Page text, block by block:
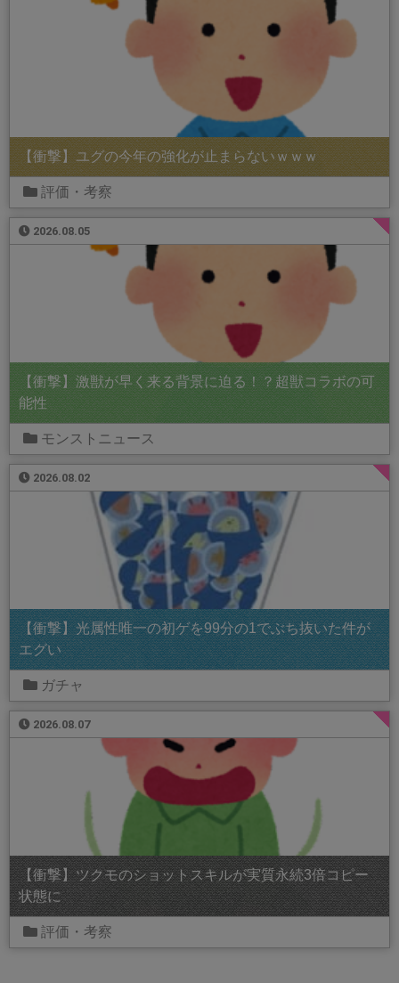
【衝撃】ユグの今年の強化が止まらないｗｗｗ
評価・考察
2026.08.05
【衝撃】激獣が早く来る背景に迫る！？超獣コラボの可
能性
モンストニュース
2026.08.02
【衝撃】光属性唯一の初ゲを99分の1でぶち抜いた件が
エグい
ガチャ
2026.08.07
【衝撃】ツクモのショットスキルが実質永続3倍コピー
状態に
評価・考察